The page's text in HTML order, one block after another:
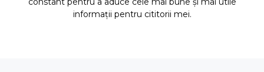
informații pentru cititorii mei.